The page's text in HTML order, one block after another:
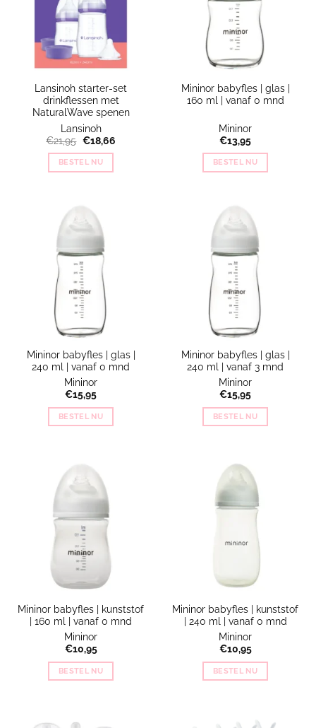
Lansinoh starter-set
drinkflessen met
NaturalWave spenen
Lansinoh
€21,95 Oorspronkelijke
was:
€21,95.
€18,66Huidige
BESTEL NU
Mininor babyfles | glas |
160 ml | vanaf 0 mnd
Mininor
€13,95
BESTEL NU
Mininor babyfles | glas |
240 ml | vanaf 0 mnd
Mininor
€15,95
BESTEL NU
Mininor babyfles | glas |
240 ml | vanaf 3 mnd
Mininor
€15,95
BESTEL NU
Mininor babyfles | kunststof
| 160 ml | vanaf 0 mnd
Mininor
€10,95
BESTEL NU
Mininor babyfles | kunststof
| 240 ml | vanaf 0 mnd
Mininor
€10,95
BESTEL NU